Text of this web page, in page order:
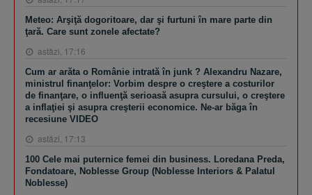
Meteo: Arşiţă dogoritoare, dar şi furtuni în mare parte din
ţară. Care sunt zonele afectate?
astăzi, 17:16
Cum ar arăta o Românie intrată în junk ? Alexandru Nazare,
ministrul finanţelor: Vorbim despre o creştere a costurilor
de finanţare, o influenţă serioasă asupra cursului, o creştere
a inflaţiei şi asupra creşterii economice. Ne-ar băga în
recesiune VIDEO
astăzi, 17:13
100 Cele mai puternice femei din business. Loredana Preda,
Fondatoare, Noblesse Group (Noblesse Interiors & Palatul
Noblesse)